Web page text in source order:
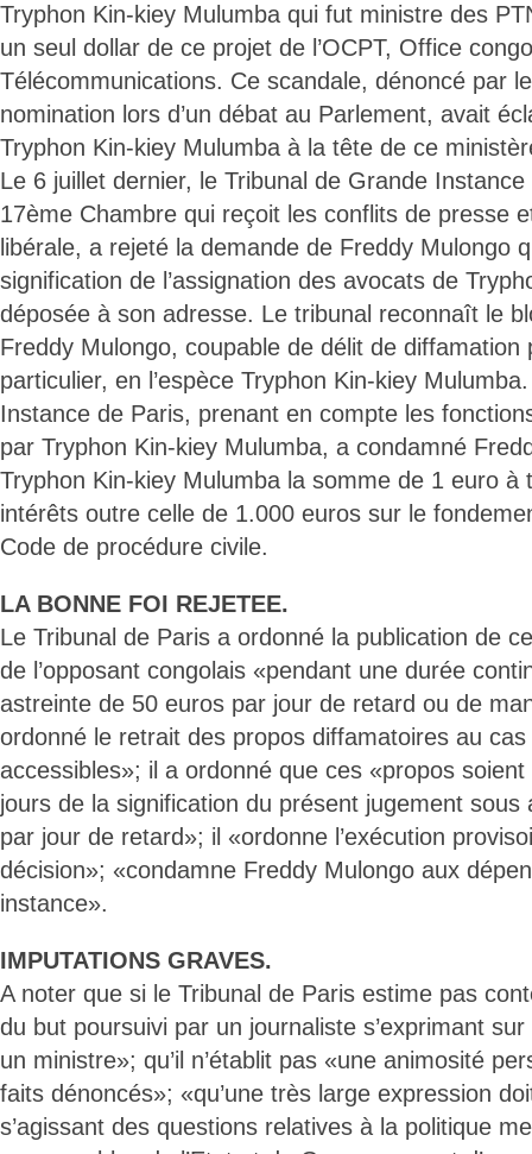
Tryphon Kin-kiey Mulumba qui fut ministre des
un seul dollar de ce projet de l’OCPT, Office
Télécommunications. Ce scandale, dénoncé par
nomination lors d’un débat au Parlement, avait
Tryphon Kin-kiey Mulumba à la tête de ce
Le 6 juillet dernier, le Tribunal de Grande
17ème Chambre qui reçoit les conflits de presse
libérale, a rejeté la demande de Freddy Mulongo
signification de l’assignation des avocats de
déposée à son adresse. Le tribunal reconnaît le
Freddy Mulongo, coupable de délit de diffamation
particulier, en l’espèce Tryphon Kin-kiey
Instance de Paris, prenant en compte les
par Tryphon Kin-kiey Mulumba, a condamné
Tryphon Kin-kiey Mulumba la somme de 1 euro à
intérêts outre celle de 1.000 euros sur le
Code de procédure civile.
LA BONNE FOI REJETEE.
Le Tribunal de Paris a ordonné la publication de
de l’opposant congolais «pendant une durée
astreinte de 50 euros par jour de retard ou de
ordonné le retrait des propos diffamatoires au
accessibles»; il a ordonné que ces «propos
jours de la signification du présent jugement sous
par jour de retard»; il «ordonne l’exécution
décision»; «condamne Freddy Mulongo aux
instance».
IMPUTATIONS GRAVES.
A noter que si le Tribunal de Paris estime pas
du but poursuivi par un journaliste s’exprimant
un ministre»; qu’il n’établit pas «une animosité
faits dénoncés»; «qu’une très large expression
s’agissant des questions relatives à la politique